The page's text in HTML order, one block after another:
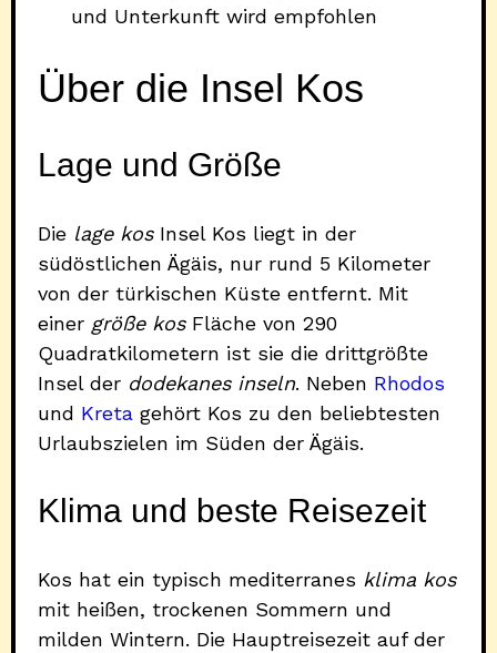
und Unterkunft wird empfohlen
Über die Insel Kos
Lage und Größe
Die lage kosInsel Kos liegt in der
südöstlichen Ägäis, nur rund 5 Kilometer
von der türkischen Küste entfernt. Mit
einer größe kosFläche von 290
Quadratkilometern ist sie die drittgrößte
Insel der dodekanes inseln. Neben Rhodos
und Kreta gehört Kos zu den beliebtesten
Urlaubszielen im Süden der Ägäis.
Klima und beste Reisezeit
Kos hat ein typisch mediterranes klima kos
mit heißen, trockenen Sommern und
milden Wintern. Die Hauptreisezeit auf der